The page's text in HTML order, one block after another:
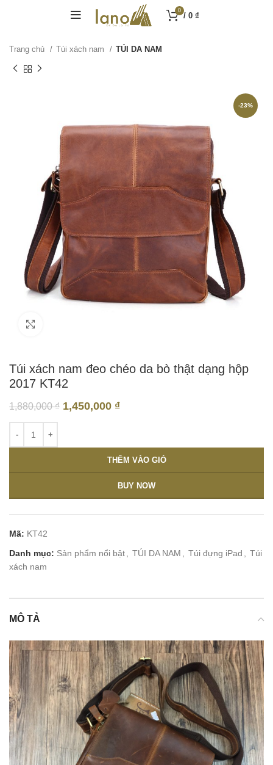
0
/ 0 ₫
Trang chủ Túi xách nam TÚI DA NAM
-23%
Túi xách nam đeo chéo da bò thật dạng hộp
2017 KT42
1,880,000₫ 1,450,000 ₫
THÊM VÀO GIỎ
BUY NOW
Mã: KT42
Danh mục: Sản phẩm nổi bật TÚI DA NAM Túi đựng iPad
Túi
xách nam
MÔ TẢ